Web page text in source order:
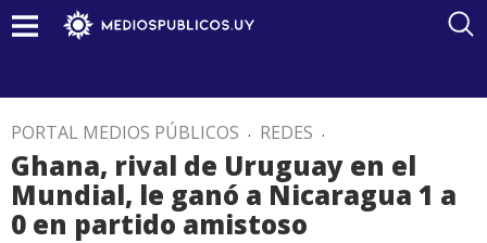
PORTAL MEDIOS PÚBLICOS . REDES .
Ghana, rival de Uruguay en el
Mundial, le ganó a Nicaragua 1 a
0 en partido amistoso